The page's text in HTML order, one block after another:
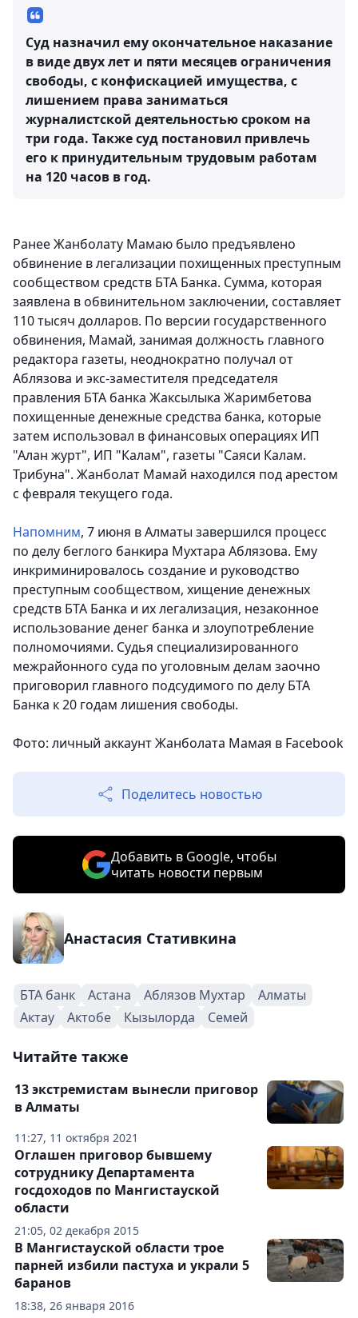
Cуд назначил ему окончательное наказание
в виде двух лет и пяти месяцев ограничения
свободы, с конфискацией имущества, с
лишением права заниматься
журналистской деятельностью сроком на
три года. Также суд постановил привлечь
его к принудительным трудовым работам
на 120 часов в год.
Ранее Жанболату Мамаю было предъявлено
обвинение в легализации похищенных преступным
сообществом средств БТА Банка. Сумма, которая
заявлена в обвинительном заключении, составляет
110 тысяч долларов. По версии государственного
обвинения, Мамай, занимая должность главного
редактора газеты, неоднократно получал от
Аблязова и экс-заместителя председателя
правления БТА банка Жаксылыка Жаримбетова
похищенные денежные средства банка, которые
затем использовал в финансовых операциях ИП
"Алан журт", ИП "Калам", газеты "Саяси Калам.
Трибуна". Жанболат Мамай находился под арестом
с февраля текущего года.
Напомним, 7 июня в Алматы завершился процесс
по делу беглого банкира Мухтара Аблязова. Ему
инкриминировалось создание и руководство
преступным сообществом, хищение денежных
средств БТА Банка и их легализация, незаконное
использование денег банка и злоупотребление
полномочиями. Судья специализированного
межрайонного суда по уголовным делам заочно
приговорил главного подсудимого по делу БТА
Банка к 20 годам лишения свободы.
Фото: личный аккаунт Жанболата Мамая в Facebook
Поделитесь новостью
Добавить в Google, чтобы
читать новости первым
Анастасия Стативкина
БТА банк Астана Аблязов Мухтар
Алматы
Актау
Актобе Кызылорда Семей
Читайте также
11:27, 11 октября 2021
13 экстремистам вынесли приговор
в Алматы
21:05, 02 декабря 2015
Оглашен приговор бывшему
сотруднику Департамента
госдоходов по Мангистауской
области
18:38, 26 января 2016
В Мангистауской области трое
парней избили пастуха и украли 5
баранов